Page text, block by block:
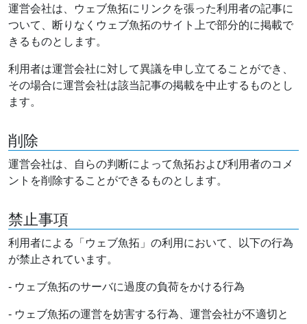
運営会社は、ウェブ魚拓にリンクを張った利用者の記事に
ついて、断りなくウェブ魚拓のサイト上で部分的に掲載で
きるものとします。
利用者は運営会社に対して異議を申し立てることができ、
その場合に運営会社は該当記事の掲載を中止するものとし
ます。
削除
運営会社は、自らの判断によって魚拓および利用者のコメ
ントを削除することができるものとします。
禁止事項
利用者による「ウェブ魚拓」の利用において、以下の行為
が禁止されています。
- ウェブ魚拓のサーバに過度の負荷をかける行為
- ウェブ魚拓の運営を妨害する行為、運営会社が不適切と